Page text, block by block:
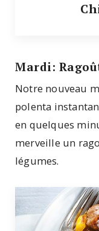
Mardi:
Notre nouveau
polenta
en quelques
merveille un
légumes.